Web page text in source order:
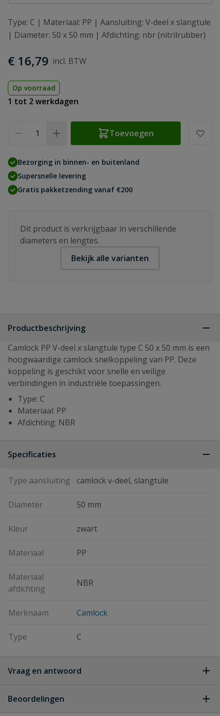
Type: C | Materiaal: PP | Aansluiting: V-deel x slangtule
| Diameter: 50 x 50 mm | Afdichting: nbr (nitrilrubber)
€ 16,79
Op voorraad
1 tot 2 werkdagen
Toevoegen
Bezorging in binnen- en buitenland
Supersnelle levering
Gratis pakketzending vanaf €200
Dit product is verkrijgbaar in verschillende
diameters en lengtes.
Bekijk alle varianten
Productbeschrijving
Camlock PP V-deel x slangtule type C 50 x 50 mm is een
hoogwaardige camlock snelkoppeling van PP. Deze
koppeling is geschikt voor snelle en veilige
verbindingen in industriële toepassingen.
Type: C
Materiaal: PP
Afdichting: NBR
Specificaties
Type aansluiting camlock v-deel, slangtule
Diameter 50 mm
Kleur zwart
Materiaal PP
Materiaal
afdichting
NBR
Merknaam Camlock
Type C
Vraag en antwoord
Beoordelingen